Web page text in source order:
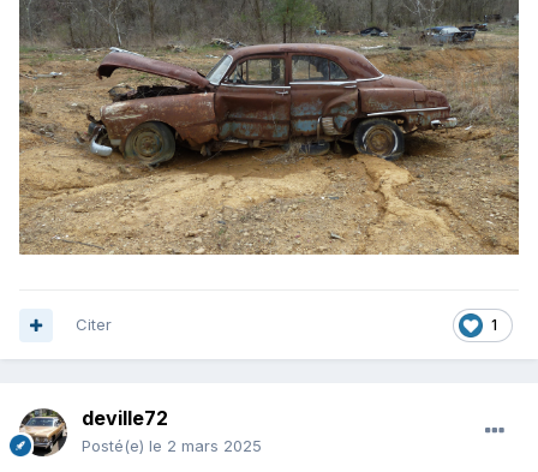
1
Citer
deville72
Posté(e) le 2 mars 2025